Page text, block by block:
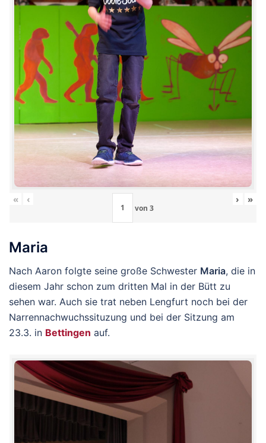
« ‹
von 3
› »
Maria
Nach Aaron folgte seine große Schwester Maria, die in
diesem Jahr schon zum dritten Mal in der Bütt zu
sehen war. Auch sie trat neben Lengfurt noch bei der
Narrennachwuchssituzung und bei der Sitzung am
23.3. in Bettingen auf.